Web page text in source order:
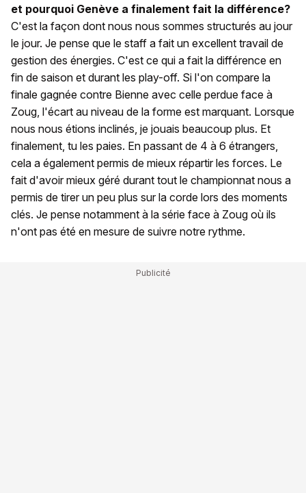
et pourquoi Genève a finalement fait la différence?
C'est la façon dont nous nous sommes structurés au jour
le jour. Je pense que le staff a fait un excellent travail de
gestion des énergies. C'est ce qui a fait la différence en
fin de saison et durant les play-off. Si l'on compare la
finale gagnée contre Bienne avec celle perdue face à
Zoug, l'écart au niveau de la forme est marquant. Lorsque
nous nous étions inclinés, je jouais beaucoup plus. Et
finalement, tu les paies. En passant de 4 à 6 étrangers,
cela a également permis de mieux répartir les forces. Le
fait d'avoir mieux géré durant tout le championnat nous a
permis de tirer un peu plus sur la corde lors des moments
clés. Je pense notamment à la série face à Zoug où ils
n'ont pas été en mesure de suivre notre rythme.